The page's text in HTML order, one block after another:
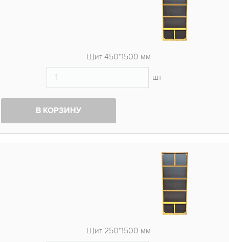
Щит 450*1500 мм
шт
В КОРЗИНУ
Щит 250*1500 мм